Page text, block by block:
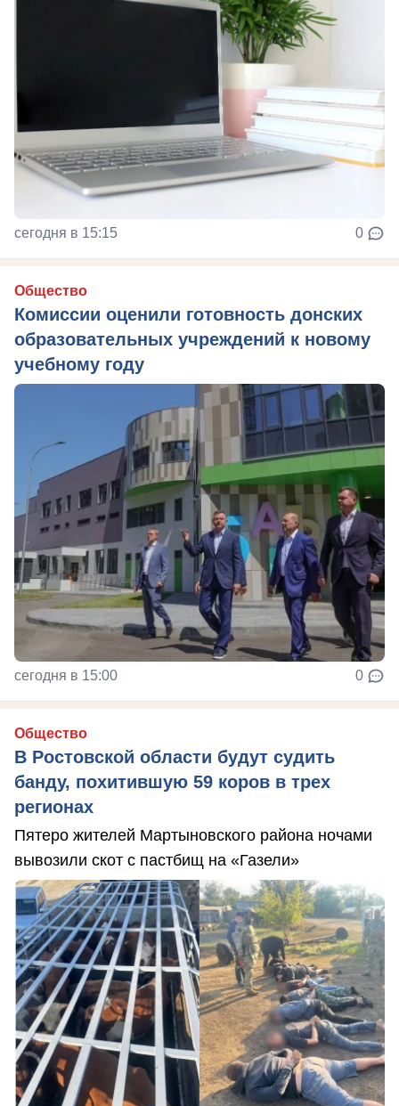
сегодня в 15:15 0
Общество
Комиссии оценили готовность донских
образовательных учреждений к новому
учебному году
сегодня в 15:00 0
Общество
В Ростовской области будут судить
банду, похитившую 59 коров в трех
регионах
Пятеро жителей Мартыновского района ночами
вывозили скот с пастбищ на «Газели»